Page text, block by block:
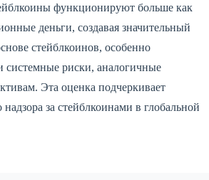
функционируют больше как
деньги, создавая значительный
стейблкоинов, особенно
системные риски, аналогичные
Эта оценка подчеркивает
за стейблкоинами в глобальной